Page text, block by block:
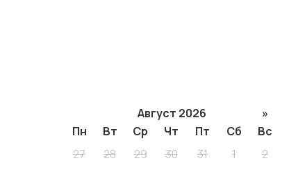
Август 2026
»
Пн
Вт Ср Чт Пт Сб
Вс
27
28 29 30 31 1
2